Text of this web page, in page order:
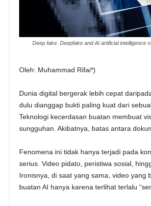
Deep fake. Deepfake and AI artificial intelligence
Oleh: Muhammad Rifai*)
Dunia digital bergerak lebih cepat
dulu dianggap bukti paling kuat dari
Teknologi kecerdasan buatan membuat
sungguhan. Akibatnya, batas antara
Fenomena ini tidak hanya terjadi pada
serius. Video pidato, peristiwa sosial,
Ironisnya, di saat yang sama, video yang
buatan AI hanya karena terlihat terlalu